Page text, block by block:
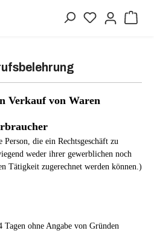
Verkauf von Waren
die ein Rechtsgeschäft zu
weder ihrer gewerblichen noch
Tätigkeit zugerechnet werden können.)
Tagen ohne Angabe von Gründen